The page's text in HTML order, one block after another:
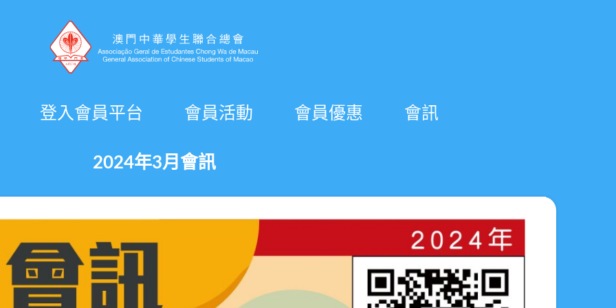
登入會員平台 會員活動 會員優惠 會訊
2024年3月會訊